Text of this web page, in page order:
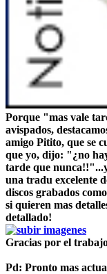
Porque "mas vale
avispados,
amigo Pitito, que se
que yo, dijo: "¿no
tarde que
una tradu excelente
discos grabados
si quieren mas
detallado!
Gracias por el
Pd: Pronto mas